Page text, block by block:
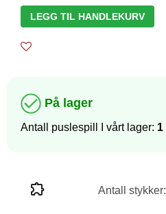
LEGG TIL HANDLEKURV
På lager
Antall puslespill I vårt lager: 1
Antall stykker: